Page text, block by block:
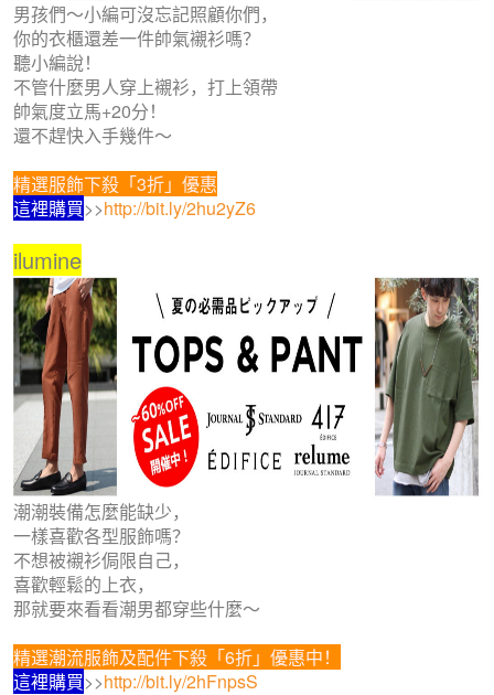
男孩們～小編可沒忘記照顧你們，
你的衣櫃還差一件帥氣襯衫嗎？
聽小編說！
不管什麼男人穿上襯衫，打上領帶
帥氣度立馬+20分！
還不趕快入手幾件～
精選服飾下殺「3折」優惠
這裡購買>>http://bit.ly/2hu2yZ6
ilumine
潮潮裝備怎麼能缺少，
一樣喜歡各型服飾嗎？
不想被襯衫侷限自己，
喜歡輕鬆的上衣，
那就要來看看潮男都穿些什麼～
精選潮流服飾及配件下殺「6折」優惠中！
這裡購買>>http://bit.ly/2hFnpsS